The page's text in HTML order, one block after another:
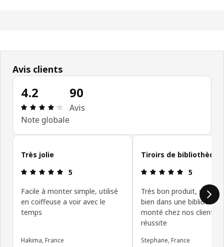
Avis clients
4.2
Avis: 4.2 sur 5 étoiles Nombre total d'avis: 90
Note globale
90
Avis
Ignorer les avis clients
Très jolie
Avis: 5 sur 5 étoiles
5
Facile à monter simple, utilisé
en coiffeuse a voir avec le
temps
Hakima, France
Tiroirs de
Avis: 5 sur
5
Très bon produit,
bien dans une
monté chez nos clients
réussite
Stephane, France